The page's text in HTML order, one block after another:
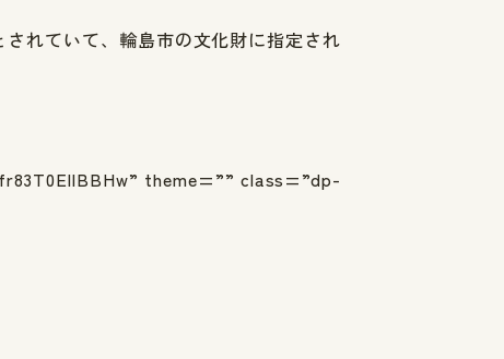
れていて、輪島市の文化財に指定され
theme=”” class=”dp-